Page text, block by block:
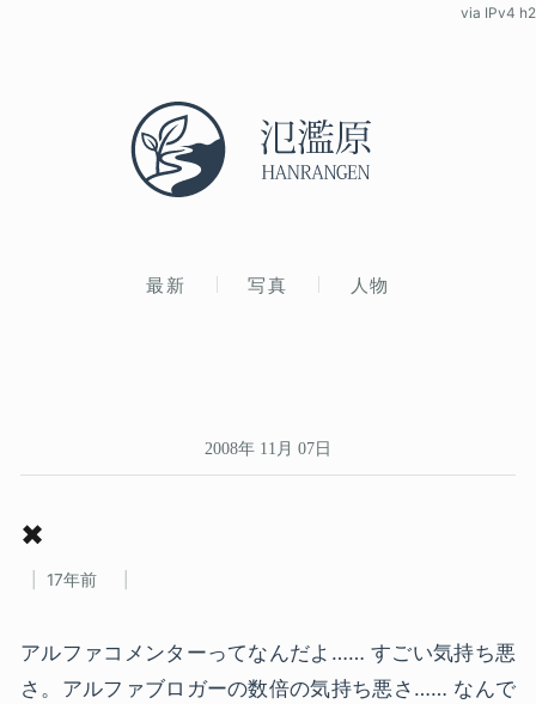
最新 写真 人物
via IPv4 h2
2008年 11月 07日
✖
17年前
アルファコメンターってなんだよ…… すごい気持ち悪
さ。アルファブロガーの数倍の気持ち悪さ…… なんで